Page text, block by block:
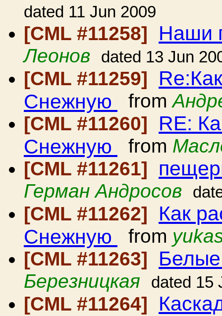
dated 11 Jun 2009
[CML #11258] Наши
Леонов dated 13 Jun
[CML #11259]
Снежную from
[CML #11260]
RE:
Снежную from
[CML #11261]
Герман Андросов
[CML #11262] Как
Снежную from
[CML #11263]
Березницкая dated 15
[CML #11264]